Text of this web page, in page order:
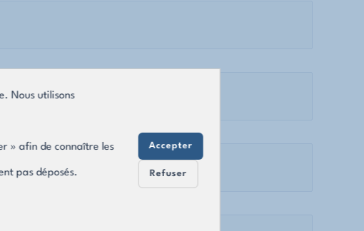
Nous utilisons
» afin de connaître les
pas déposés.
Accepter
Refuser